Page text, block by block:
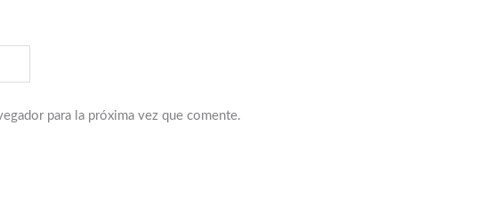
para la próxima vez que comente.